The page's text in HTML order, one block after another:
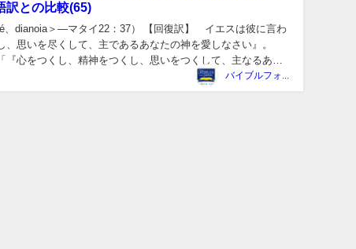
訳との比較(65)
、dianoia＞―マタイ22：37） 【回復訳】 イエスは彼に言わ
思いを尽くして、主であるあなたの神を愛しなさい』。
心をつくし、精神をつくし、思いをつくして、主なるあな